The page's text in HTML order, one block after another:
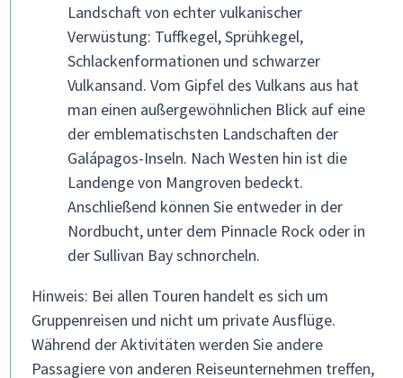
Landschaft von echter vulkanischer
Verwüstung: Tuffkegel, Sprühkegel,
Schlackenformationen und schwarzer
Vulkansand. Vom Gipfel des Vulkans aus hat
man einen außergewöhnlichen Blick auf eine
der emblematischsten Landschaften der
Galápagos-Inseln. Nach Westen hin ist die
Landenge von Mangroven bedeckt.
Anschließend können Sie entweder in der
Nordbucht, unter dem Pinnacle Rock oder in
der Sullivan Bay schnorcheln.
Hinweis: Bei allen Touren handelt es sich um
Gruppenreisen und nicht um private Ausflüge.
Während der Aktivitäten werden Sie andere
Passagiere von anderen Reiseunternehmen treffen,